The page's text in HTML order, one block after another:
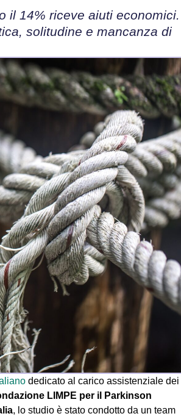
il 14% riceve aiuti economici.
solitudine e mancanza di
dedicato al carico assistenziale dei
LIMPE per il Parkinson
, lo studio è stato condotto da un team